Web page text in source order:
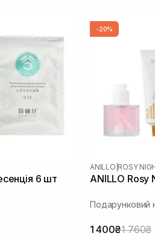
6 шт
-20%
ANILLO ROSY
ANILLO Rosy
Подарунковий
1 400₴1 760₴